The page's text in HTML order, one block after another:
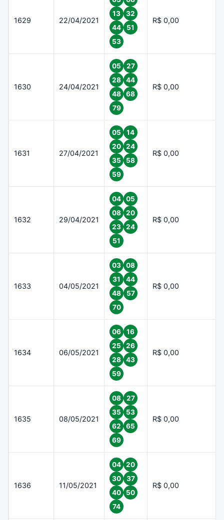
1629 22/04/2021
13
32
44
51
53
R$ 0,00
1630 24/04/2021
05
27
28
44
48
68
79
R$ 0,00
1631 27/04/2021
05
14
20
24
35
58
59
R$ 0,00
1632 29/04/2021
04
05
08
20
23
24
51
R$ 0,00
1633 04/05/2021
03
08
31
44
48
57
70
R$ 0,00
1634 06/05/2021
06
16
25
26
28
43
59
R$ 0,00
1635 08/05/2021
08
27
35
53
62
65
69
R$ 0,00
1636 11/05/2021
04
20
30
37
40
50
74
R$ 0,00